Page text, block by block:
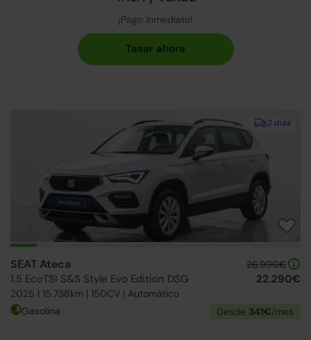
¡Pago inmediato!
2 días
SEAT Ateca
1.5 EcoTSI S&S Style Evo Edition DSG
2025 | 15.738km | 150CV | Automático
26.990€
22.290€
Gasolina Desde 341€/mes